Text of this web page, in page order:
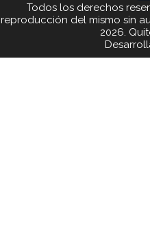
Todos los derechos
reproducción del mismo sin
2026.